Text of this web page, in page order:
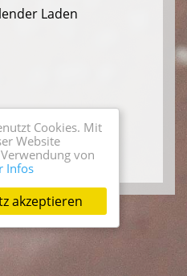
Laden
Cookies. Mit
Website
von
Infos
akzeptieren